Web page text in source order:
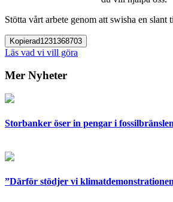
Stötta vårt arbete genom att swisha en slant
Kopierad1231368703
Läs vad vi vill göra
Mer Nyheter
Storbanker öser in pengar i
”Därför stödjer vi